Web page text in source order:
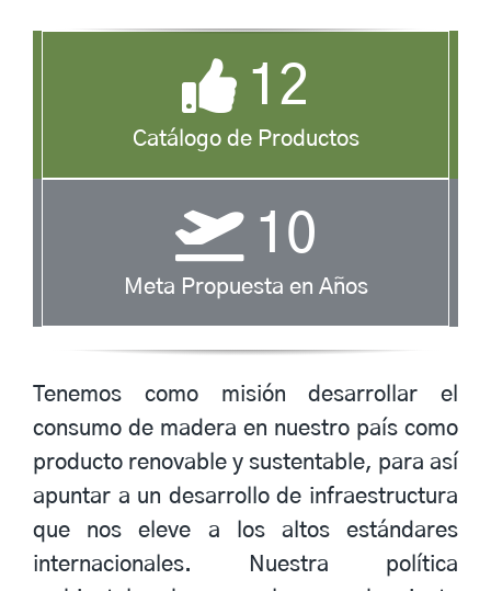
12
Catálogo de Productos
10
Meta Propuesta en Años
Tenemos como misión desarrollar el
consumo de madera en nuestro país como
producto renovable y sustentable, para así
apuntar a un desarrollo de infraestructura
que nos eleve a los altos estándares
internacionales. Nuestra política